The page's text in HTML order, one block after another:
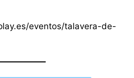
eventos/talavera-de-